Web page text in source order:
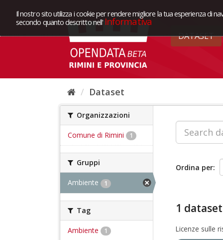
Il nostro sito utilizza i cookie per rendere migliore la tua esperienza di
secondo quanto descritto nell' Informativa
DATASET
Dataset
Organizzazioni
Comune di Rimini 1
Gruppi
Ambiente 1
Tag
Ambiente 1
Ordina per
1
Licenze sulle